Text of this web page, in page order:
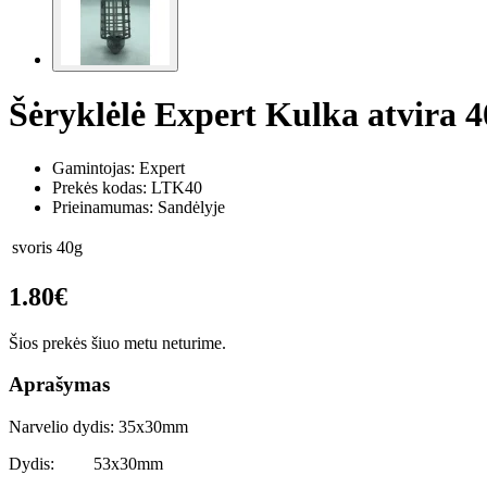
Šėryklėlė Expert Kulka atvira
Gamintojas: Expert
Prekės kodas: LTK40
Prieinamumas: Sandėlyje
svoris 40g
1.80€
Šios prekės šiuo metu neturime.
Aprašymas
Narvelio dydis: 35x30mm
Dydis: 53x30mm